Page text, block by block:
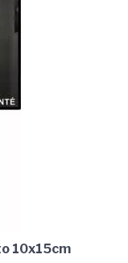
10x15cm